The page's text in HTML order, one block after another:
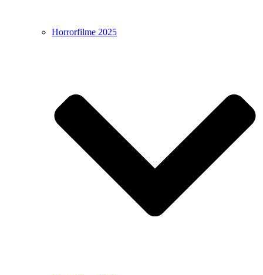
Horrorfilme 2025